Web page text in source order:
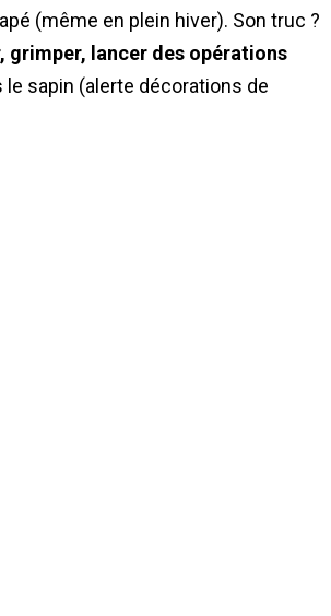
(même en plein hiver). Son truc ?
grimper, lancer des opérations
le sapin (alerte décorations de